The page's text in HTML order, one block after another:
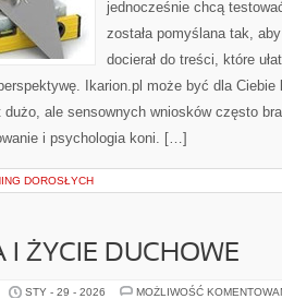
jednocześnie chcą
została pomyślana tak,
docierał do treści, które
Ikarion.pl może być dla Ciebie
dużo, ale sensownych wniosków często
i psychologia koni. […]
DOROSŁYCH
I ŻYCIE DUCHOWE
STY - 29 - 2026 MOŻLIWOŚĆ